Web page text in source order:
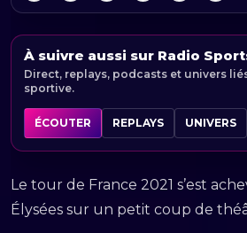
À suivre aussi sur Radio
Direct, replays, podcasts et univers
sportive.
ÉCOUTER REPLAYS UNIVERS
Le tour de France 2021 s’est
Élysées sur un petit coup de